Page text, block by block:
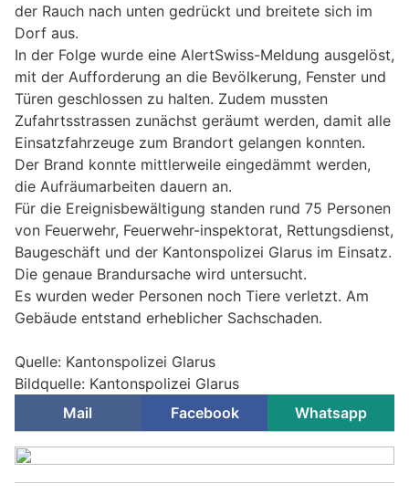
der Rauch nach unten gedrückt und breitete sich im
Dorf aus.
In der Folge wurde eine AlertSwiss-Meldung ausgelöst,
mit der Aufforderung an die Bevölkerung, Fenster und
Türen geschlossen zu halten. Zudem mussten
Zufahrtsstrassen zunächst geräumt werden, damit alle
Einsatzfahrzeuge zum Brandort gelangen konnten.
Der Brand konnte mittlerweile eingedämmt werden,
die Aufräumarbeiten dauern an.
Für die Ereignisbewältigung standen rund 75 Personen
von Feuerwehr, Feuerwehr-inspektorat, Rettungsdienst,
Baugeschäft und der Kantonspolizei Glarus im Einsatz.
Die genaue Brandursache wird untersucht.
Es wurden weder Personen noch Tiere verletzt. Am
Gebäude entstand erheblicher Sachschaden.
Quelle: Kantonspolizei Glarus
Bildquelle: Kantonspolizei Glarus
Mail
Facebook Whatsapp